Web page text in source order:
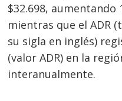
$32.698, aumentando
mientras que el ADR
su sigla en inglés)
(valor ADR) en la
interanualmente.